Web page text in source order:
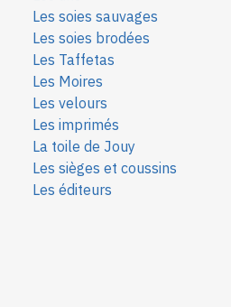
Les soies sauvages
Les soies brodées
Les Taffetas
Les Moires
Les velours
Les imprimés
La toile de Jouy
Les sièges et coussins
Les éditeurs